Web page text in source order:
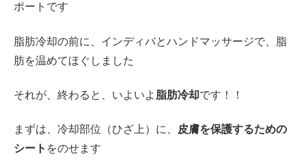
ポートです
脂肪冷却の前に、インディバとハンドマッサージで、脂
肪を温めてほぐしました
それが、終わると、いよいよ 脂肪冷却です！！
まずは、冷却部位（ひざ上）に、
皮膚を保護するための
シート をのせます